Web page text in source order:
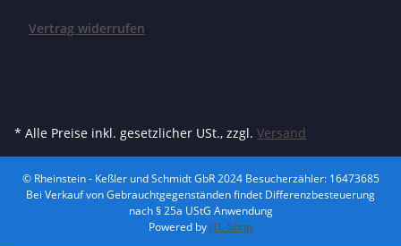
Vertrag widerrufen
* Alle Preise inkl. gesetzlicher USt., zzgl. Versand
© Rheinstein - Keßler und Schmidt GbR 2024Besucherzähler: 16473685
Bei Verkauf von Gebrauchtgegenständen findet Differenzbesteuerung
nach § 25a UStG Anwendung
Powered by JTL-Shop